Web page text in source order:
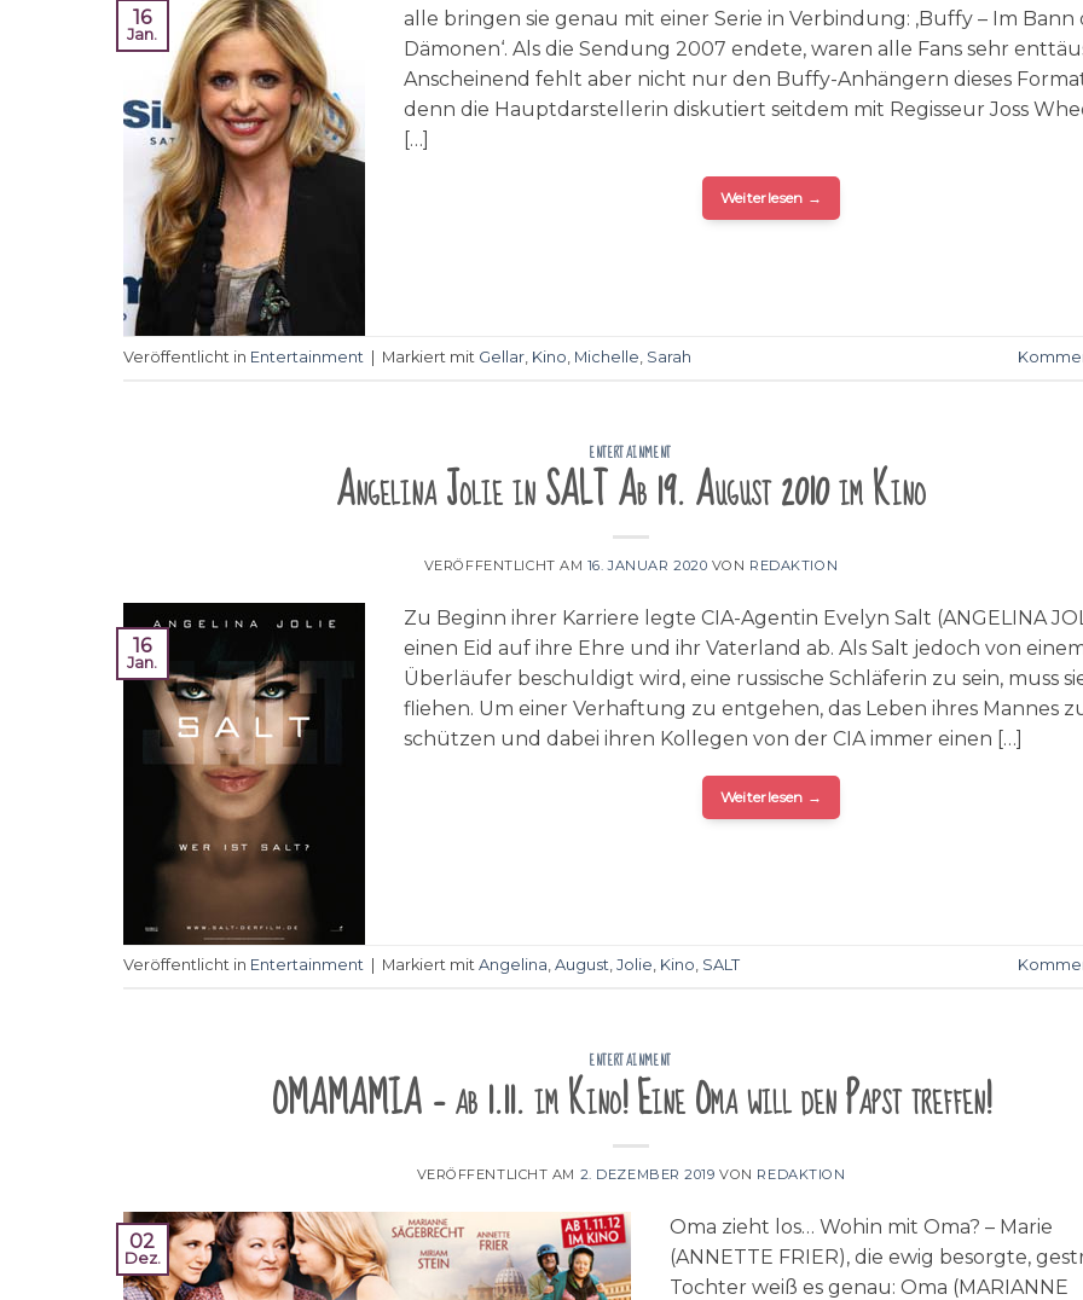
16
Jan.
alle bringen sie genau mit einer Serie in Verbindung: ‚Buffy – Im Bann
Dämonen‘. Als die Sendung 2007 endete, waren alle Fans sehr
Anscheinend fehlt aber nicht nur den Buffy-Anhängern dieses
denn die Hauptdarstellerin diskutiert seitdem mit Regisseur Joss
[…]
Weiterlesen →
Veröffentlicht in Entertainment Markiert mit Gellar Kino Michelle Sarah
ENTERTAINMENT
Angelina Jolie in SALT Ab 19. August 2010 im Kino
VERÖFFENTLICHT AM 16. JANUAR 2020 VON REDAKTION
16
Jan.
Zu Beginn ihrer Karriere legte CIA-Agentin Evelyn Salt (ANGELINA
einen Eid auf ihre Ehre und ihr Vaterland ab. Als Salt jedoch von
Überläufer beschuldigt wird, eine russische Schläferin zu sein, muss
fliehen. Um einer Verhaftung zu entgehen, das Leben ihres Mannes
schützen und dabei ihren Kollegen von der CIA immer einen […]
Weiterlesen →
Veröffentlicht in Entertainment Markiert mit Angelina, August, Jolie, Kino, SALT
ENTERTAINMENT
OMAMAMIA – ab 1.11. im Kino! Eine Oma will den Papst treffen!
VERÖFFENTLICHT AM 2. DEZEMBER 2019 VON REDAKTION
02
Dez.
Oma zieht los… Wohin mit Oma? – Marie
(ANNETTE FRIER), die ewig besorgte,
Tochter weiß es genau: Oma (MARIANNE